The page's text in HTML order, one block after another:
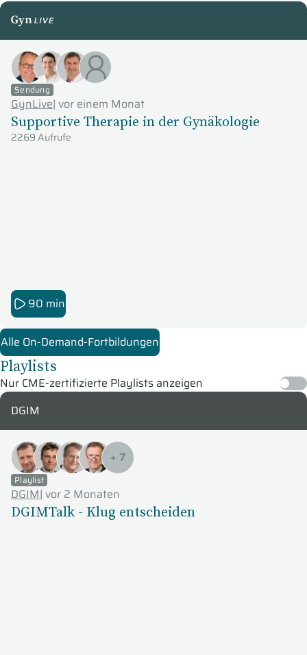
GynLive
Sendung
GynLive| vor einem Monat
Supportive Therapie in der Gynäkologie
2269 Aufrufe
90 min
Alle On-Demand-Fortbildungen
Playlists
Nur CME-zertifizierte Playlists anzeigen
DGIM
+ 7
Playlist
DGIM| vor 2 Monaten
DGIMTalk - Klug entscheiden